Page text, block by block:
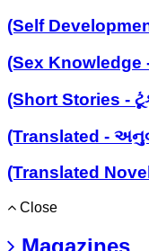
(Self
(Sex Knowledge
(Short Stories -
(Translated -
(Translated
Close
Magazines